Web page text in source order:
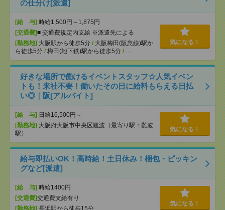
の仕分け[派遣]
[給 与] 時給1,500円～1,875円
[交通費]■ 交通費規定内支給 ※派遣先による
[勤務地] 大阪駅から徒歩5分 / 大阪梅田(阪急線)駅か
ら徒歩5分 / 梅田(地下鉄)駅から徒歩5分 / …
気になる！
好きな場所で働けるイベントスタッフ☆人気イベン
トも！来社不要！働いたその日に給料もらえる日払
い◎｜阪[アルバイト]
[給 与] 日給16,500円～
[勤務地] 大阪府大阪市中央区難波（最寄り駅：難波
駅）
気になる！
給与即払いOK！高時給！土日休み！梱包・ピッキン
グなど[派遣]
[給 与] 時給1400円
[交通費]交通費支給有り
[勤務地] 長浜駅から徒歩15分
気になる！